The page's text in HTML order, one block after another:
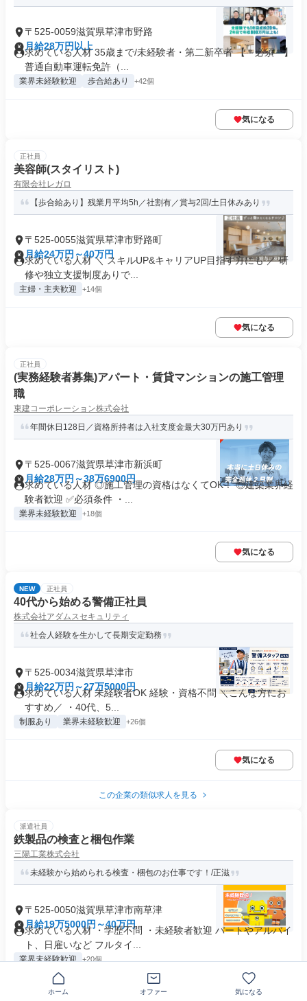
〒525-0059滋賀県草津市野路
月給28万円以上
求めている人材 35歳まで/未経験者・第二新卒者 【＊必須＊】
普通自動車運転免許（...
業界未経験歓迎 歩合給あり +42個
気になる
正社員
美容師(スタイリスト)
有限会社レガロ
【歩合給あり】残業月平均5h／社割有／賞与2回/土日休みあり
〒525-0055滋賀県草津市野路町
月給24万円～40万円
求めている人材 ＼ スキルUP&キャリアUP目指す方にも ／ 研
修や独立支援制度ありで...
主婦・主夫歓迎 +14個
気になる
正社員
(実務経験者募集)アパート・賃貸マンションの施工管理
職
東建コーポレーション株式会社
年間休日128日／資格所持者は入社支度金最大30万円あり
〒525-0067滋賀県草津市新浜町
月給28万円～38万6900円
求めている人材 ◎施工管理の資格はなくてOK！ ◎建築業界経
験者歓迎 ✅必須条件 ・...
業界未経験歓迎 +18個
気になる
NEW 正社員
40代から始める警備正社員
株式会社アダムスセキュリティ
社会人経験を生かして長期安定勤務
〒525-0034滋賀県草津市
月給22万円～27万5000円
求めている人材 未経験者OK 経験・資格不問 ＼こんな方にお
すすめ／ ・40代、5...
制服あり 業界未経験歓迎 +26個
気になる
この企業の類似求人を見る
派遣社員
鉄製品の検査と梱包作業
三陽工業株式会社
未経験から始められる検査・梱包のお仕事です！/正滋
〒525-0050滋賀県草津市南草津
月給19万5000円～40万円
求めている人材 ・学歴不問 ・未経験者歓迎 パートやアルバイ
ト、日雇いなど フルタイ...
業界未経験歓迎 +20個
気になる
ホーム オファー 気になる